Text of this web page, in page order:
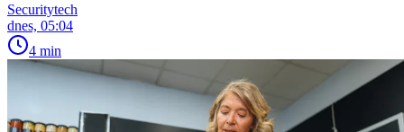
Securitytech
dnes, 05:04
4 min